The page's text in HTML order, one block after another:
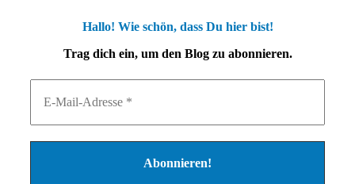
Hallo! Wie schön, dass Du hier bist!
Trag dich ein, um den Blog zu abonnieren.